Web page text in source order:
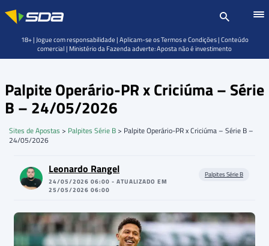
Palpite Operário-PR x Criciúma – Série
B – 24/05/2026
Sites de Apostas > Palpites Série B > Palpite Operário-PR x Criciúma – Série B –
24/05/2026
Leonardo Rangel
24/05/2026 06:00 - ATUALIZADO EM
25/05/2026 06:00
Palpites Série B
18+ | Jogue com responsabilidade | Aplicam-se os Termos e Condições | Conteúdo
comercial | Ministério da Fazenda adverte: Aposta não é investimento